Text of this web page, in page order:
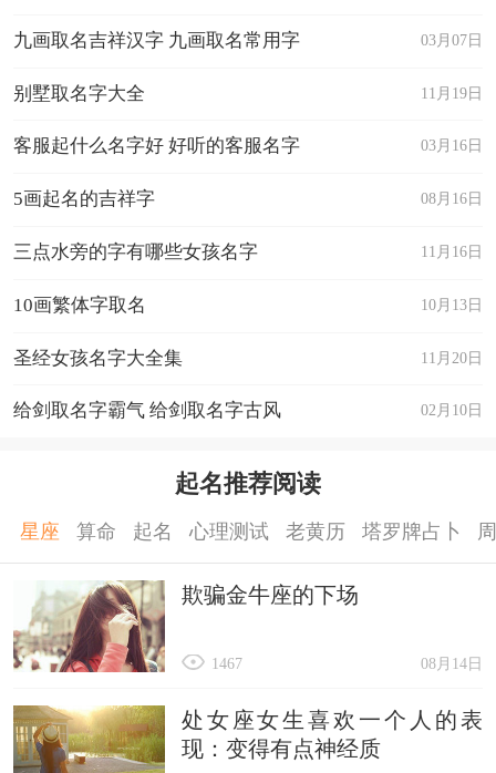
成功在望：寓意成功就在眼前。?
爱与和平：象征生活中充满爱和和谐。?
以上就是一生好运网名，好运一生微信名的具体内
03月07日
九画取名吉祥汉字 九画取名常用字
11月19日
别墅取名字大全
03月16日
客服起什么名字好 好听的客服名字
08月16日
5画起名的吉祥字
11月16日
三点水旁的字有哪些女孩名字
10月13日
10画繁体字取名
11月20日
圣经女孩名字大全集
02月10日
给剑取名字霸气 给剑取名字古风
起名推荐阅读
星座 算命 起名 心理测试 老黄历 塔罗牌占卜
欺骗金牛座的下场
08月14日
1467
处女座女生喜欢一个人的表
现：变得有点神经质